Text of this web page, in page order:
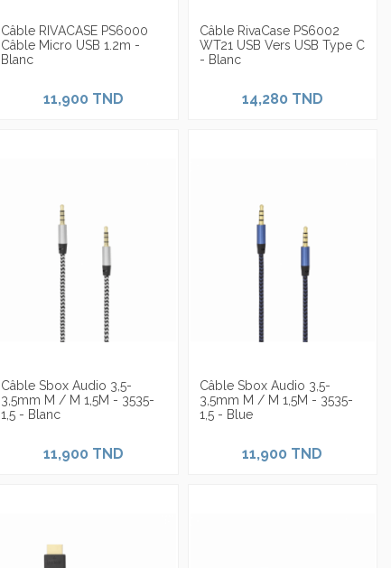
Câble RIVACASE PS6000
Câble Micro USB 1.2m -
Blanc
11,900 TND
Câble RivaCase PS6002
WT21 USB Vers USB Type C
- Blanc
14,280 TND
Câble Sbox Audio 3,5-
3,5mm M / M 1,5M - 3535-
1,5 - Blanc
11,900 TND
Câble Sbox Audio 3,5-
3,5mm M / M 1,5M - 3535-
1,5 - Blue
11,900 TND